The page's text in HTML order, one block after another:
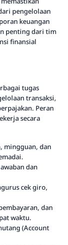
pengelolaan
keuangan
penting dari tim
finansial
tugas
transaksi,
Peran
secara
mingguan, dan
dan
cek giro,
dan
waktu.
(Account